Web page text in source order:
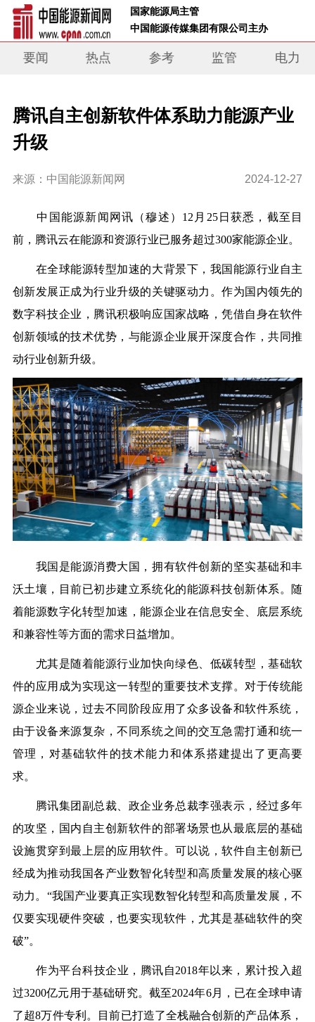
国家能源局主管
中国能源传媒集团有限公司主办
要闻 热点 参考 监管 电力
腾讯自主创新软件体系助力能源产业
升级
来源：中国能源新闻网 2024-12-27
中 国能源新闻网讯（穆述） 12月25日 获悉，截至目
前， 腾讯云在能源和资源行业已服务超过300家能源企业。
在全球能源转型加速的大背景下，我国能源行业自主
创新发展正成为行业升级的关键驱动力。作为国内领先的
数字科技企业，腾讯积极响应国家战略，凭借自身在软件
创新领域的技术优势，与能源企业展开深度合作，共同推
动行业创新升级。
我国是能源消费大国，拥有软件创新的坚实基础和丰
沃土壤，目前已初步建立系统化的能源科技创新体系。随
着能源数字化转型加速，能源企业在信息安全、底层系统
和兼容性等方面的需求日益增加。
尤其是随着能源行业加快向绿色、低碳转型，基础软
件的应用成为实现这一转型的重要技术支撑。对于传统能
源企业来说，过去不同阶段应用了众多设备和软件系统，
由于设备来源复杂，不同系统之间的交互急需打通和统一
管理，对基础软件的技术能力和体系搭建提出了更高要
求。
腾讯集团副总裁、政企业务总裁李强表示，经过多年
的攻坚，国内自主创新软件的部署场景也从最底层的基础
设施贯穿到最上层的应用软件。可以说，软件自主创新已
经成为推动我国各产业数智化转型和高质量发展的核心驱
动力。“我国产业要真正实现数智化转型和高质量发展，不
仅要实现硬件突破，也要实现软件 ，尤其是基础软件的突
破”。
作为平台科技企业，腾讯自2018年以来，累计投入超
过3200亿元用于基础研究。截至2024年6月，已在全球申请
了超8万件专利。目前已打造了全栈融合创新的产品体系，